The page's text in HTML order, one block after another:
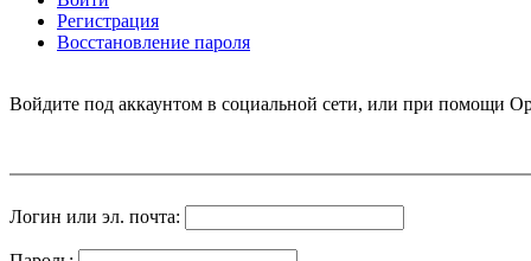
Регистрация
Восстановление пароля
Войдите под аккаунтом в социальной сети, или при помощи
Логин или эл. почта: